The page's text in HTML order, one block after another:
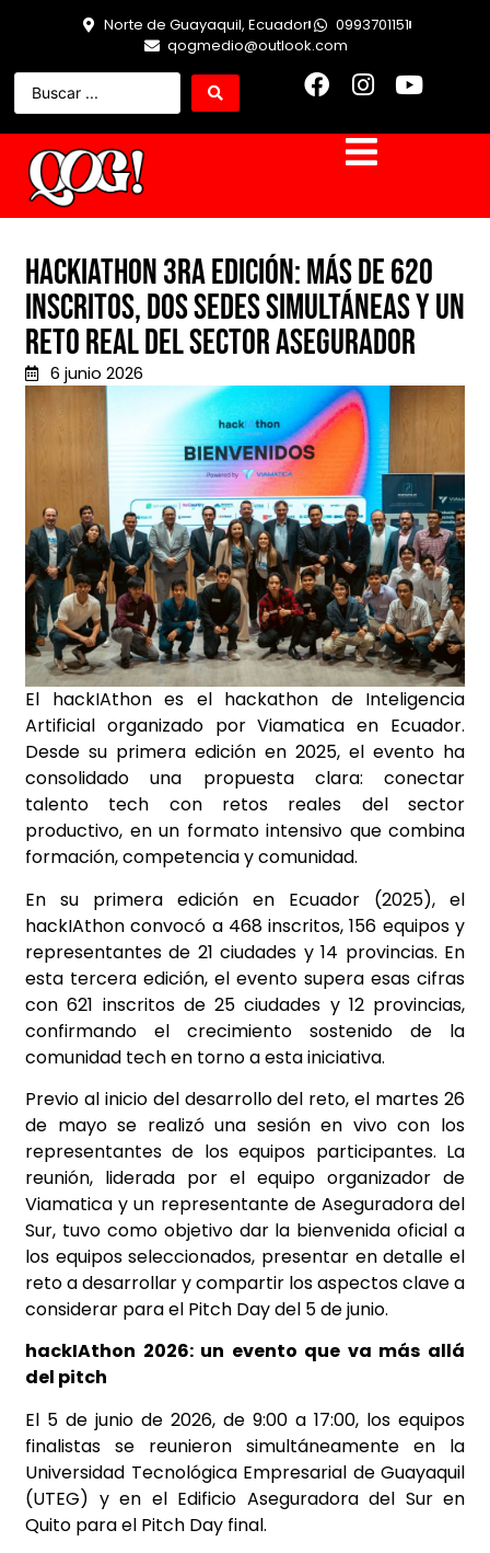
Norte de Guayaquil, Ecuador
0993701151
qogmedio@outlook.com
HackIAthon 3ra Edición: Más de 620
inscritos, dos sedes simultáneas y un
reto real del sector asegurador
6 junio 2026
El hackIAthon es el hackathon de Inteligencia
Artificial organizado por Viamatica en Ecuador.
Desde su primera edición en 2025, el evento ha
consolidado una propuesta clara: conectar
talento tech con retos reales del sector
productivo, en un formato intensivo que combina
formación, competencia y comunidad.
En su primera edición en Ecuador (2025), el
hackIAthon convocó a 468 inscritos, 156 equipos y
representantes de 21 ciudades y 14 provincias. En
esta tercera edición, el evento supera esas cifras
con 621 inscritos de 25 ciudades y 12 provincias,
confirmando el crecimiento sostenido de la
comunidad tech en torno a esta iniciativa.
Previo al inicio del desarrollo del reto, el martes 26
de mayo se realizó una sesión en vivo con los
representantes de los equipos participantes. La
reunión, liderada por el equipo organizador de
Viamatica y un representante de Aseguradora del
Sur, tuvo como objetivo dar la bienvenida oficial a
los equipos seleccionados, presentar en detalle el
reto a desarrollar y compartir los aspectos clave a
considerar para el Pitch Day del 5 de junio.
hackIAthon 2026: un evento que va más allá
del pitch
El 5 de junio de 2026, de 9:00 a 17:00, los equipos
finalistas se reunieron simultáneamente en la
Universidad Tecnológica Empresarial de Guayaquil
(UTEG) y en el Edificio Aseguradora del Sur en
Quito para el Pitch Day final.